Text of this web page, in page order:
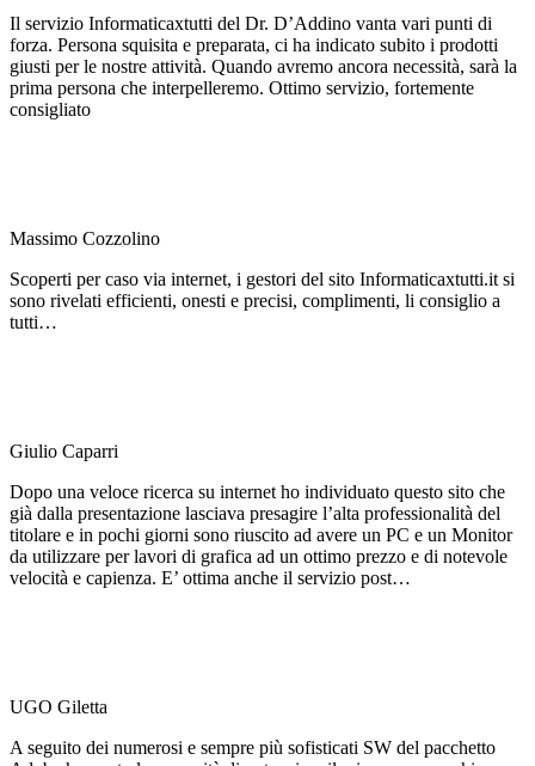
Il servizio Informaticaxtutti del Dr. D’Addino vanta vari punti di
forza. Persona squisita e preparata, ci ha indicato subito i prodotti
giusti per le nostre attività. Quando avremo ancora necessità, sarà la
prima persona che interpelleremo. Ottimo servizio, fortemente
consigliato
Massimo Cozzolino
Scoperti per caso via internet, i gestori del sito Informaticaxtutti.it si
sono rivelati efficienti, onesti e precisi, complimenti, li consiglio a
tutti…
Giulio Caparri
Dopo una veloce ricerca su internet ho individuato questo sito che
già dalla presentazione lasciava presagire l’alta professionalità del
titolare e in pochi giorni sono riuscito ad avere un PC e un Monitor
da utilizzare per lavori di grafica ad un ottimo prezzo e di notevole
velocità e capienza. E’ ottima anche il servizio post…
UGO Giletta
A seguito dei numerosi e sempre più sofisticati SW del pacchetto